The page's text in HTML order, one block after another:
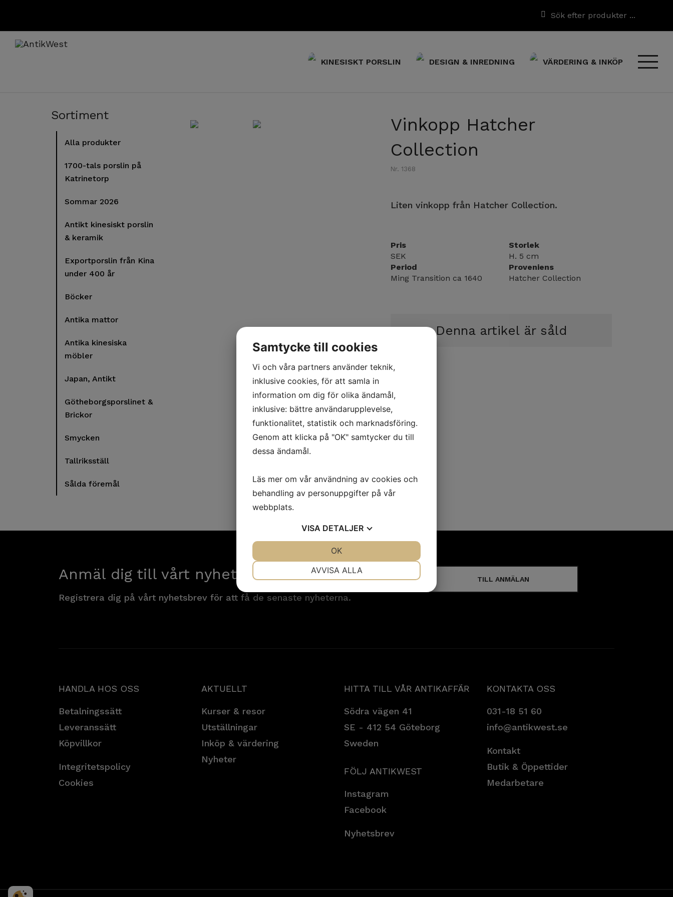
KINESISKT PORSLIN DESIGN & INREDNING VÄRDERING & INKÖP
Sortiment
Alla produkter
1700-tals porslin på
Katrinetorp
Sommar 2026
Antikt kinesiskt porslin
& keramik
Exportporslin från Kina
under 400 år
Böcker
Antika mattor
Antika kinesiska
möbler
Japan, Antikt
Götheborgsporslinet &
Brickor
Smycken
Tallriksställ
Sålda föremål
Vinkopp Hatcher
Collection
Nr. 1368
Liten vinkopp från Hatcher Collection.
Pris
SEK
Storlek
H. 5 cm
Period
Ming Transition ca 1640
Proveniens
Hatcher Collection
Denna artikel är såld
Anmäl dig till vårt nyhetsbrev!
Registrera dig på vårt nyhetsbrev för att få de senaste nyheterna.
TILL ANMÄLAN
HANDLA HOS OSS
Betalningssätt
Leveranssätt
Köpvillkor
Integritetspolicy
Cookies
AKTUELLT
Kurser & resor
Utställningar
Inköp & värdering
Nyheter
HITTA TILL VÅR ANTIKAFFÄR
Södra vägen 41
SE - 412 54 Göteborg
Sweden
FÖLJ ANTIKWEST
Instagram
Facebook
Nyhetsbrev
KONTAKTA OSS
031-18 51 60
info@antikwest.se
Kontakt
Butik & Öppettider
Medarbetare
Samtycke till cookies
Vi och våra partners använder teknik,
inklusive cookies, för att samla in
information om dig för olika ändamål,
inklusive: bättre användarupplevelse,
funktionalitet, statistik och marknadsföring.
Genom att klicka på "OK" samtycker du till
dessa ändamål.
Läs mer om vår användning av cookies och
behandling av personuppgifter på vår
webbplats.
VISA DETALJER
MARKNADSFÖRING
AVVISA ALLA
OK